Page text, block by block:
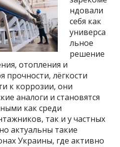
ндовали
себя как
универса
льное
решение
отопления и
прочности, лёгкости
к коррозии, они
аналоги и становятся
как среди
так и у частных
актуальны такие
Украины, где активно